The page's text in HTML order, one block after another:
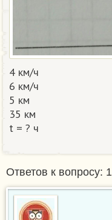
4 км/ч
6 км/ч
5 км
35 км
t = ? ч​
Ответов к вопросу: 1